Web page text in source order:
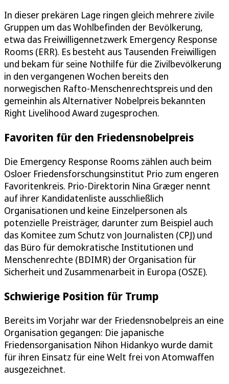
In dieser prekären Lage ringen gleich mehrere zivile
Gruppen um das Wohlbefinden der Bevölkerung,
etwa das Freiwilligennetzwerk Emergency Response
Rooms (ERR). Es besteht aus Tausenden Freiwilligen
und bekam für seine Nothilfe für die Zivilbevölkerung
in den vergangenen Wochen bereits den
norwegischen Rafto-Menschenrechtspreis und den
gemeinhin als Alternativer Nobelpreis bekannten
Right Livelihood Award zugesprochen.
Favoriten für den Friedensnobelpreis
Die Emergency Response Rooms zählen auch beim
Osloer Friedensforschungsinstitut Prio zum engeren
Favoritenkreis. Prio-Direktorin Nina Græger nennt
auf ihrer Kandidatenliste ausschließlich
Organisationen und keine Einzelpersonen als
potenzielle Preisträger, darunter zum Beispiel auch
das Komitee zum Schutz von Journalisten (CPJ) und
das Büro für demokratische Institutionen und
Menschenrechte (BDIMR) der Organisation für
Sicherheit und Zusammenarbeit in Europa (OSZE).
Schwierige Position für Trump
Bereits im Vorjahr war der Friedensnobelpreis an eine
Organisation gegangen: Die japanische
Friedensorganisation Nihon Hidankyo wurde damit
für ihren Einsatz für eine Welt frei von Atomwaffen
ausgezeichnet.